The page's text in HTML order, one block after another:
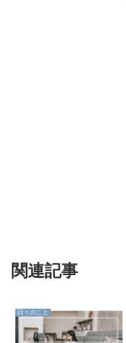
関連記事
日々のこと